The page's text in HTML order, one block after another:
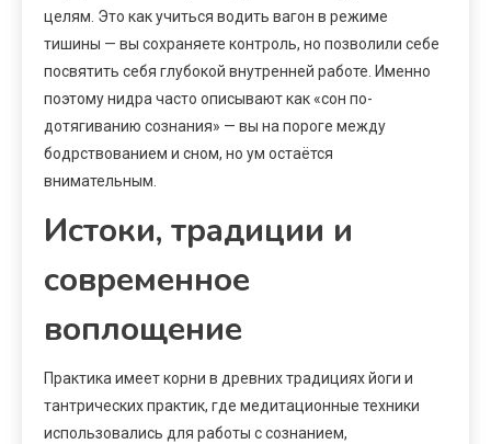
целям. Это как учиться водить вагон в режиме
тишины — вы сохраняете контроль, но позволили себе
посвятить себя глубокой внутренней работе. Именно
поэтому нидра часто описывают как «сон по-
дотягиванию сознания» — вы на пороге между
бодрствованием и сном, но ум остаётся
внимательным.
Истоки, традиции и
современное
воплощение
Практика имеет корни в древних традициях йоги и
тантрических практик, где медитационные техники
использовались для работы с сознанием,